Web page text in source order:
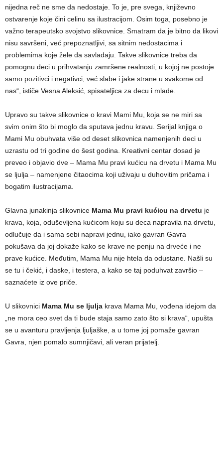
nijedna reč ne sme da nedostaje. To je, pre svega, književno
ostvarenje koje čini celinu sa ilustracijom. Osim toga, posebno je
važno terapeutsko svojstvo slikovnice. Smatram da je bitno da likovi
nisu savršeni, već prepoznatljivi, sa sitnim nedostacima i
problemima koje žele da savladaju. Takve slikovnice treba da
pomognu deci u prihvatanju zamršene realnosti, u kojoj ne postoje
samo pozitivci i negativci, već slabe i jake strane u svakome od
nas“, ističe Vesna Aleksić, spisateljica za decu i mlade.
Upravo su takve slikovnice o kravi Mami Mu, koja se ne miri sa
svim onim što bi moglo da sputava jednu kravu. Serijal knjiga o
Mami Mu obuhvata više od deset slikovnica namenjenih deci u
uzrastu od tri godine do šest godina. Kreativni centar dosad je
preveo i objavio dve – Mama Mu pravi kućicu na drvetu i Mama Mu
se ljulja – namenjene čitaocima koji uživaju u duhovitim pričama i
bogatim ilustracijama.
Glavna junakinja slikovnice Mama Mu pravi kućicu na drvetu je
krava, koja, oduševljena kućicom koju su deca napravila na drvetu,
odlučuje da i sama sebi napravi jednu, iako gavran Gavra
pokušava da joj dokaže kako se krave ne penju na drveće i ne
prave kućice. Međutim, Mama Mu nije htela da odustane. Našli su
se tu i čekić, i daske, i testera, a kako se taj poduhvat završio –
saznaćete iz ove priče.
U slikovnici Mama Mu se ljulja krava Mama Mu, vođena idejom da
„ne mora ceo svet da ti bude staja samo zato što si krava“, upušta
se u avanturu pravljenja ljuljaške, a u tome joj pomaže gavran
Gavra, njen pomalo sumnjičavi, ali veran prijatelj.